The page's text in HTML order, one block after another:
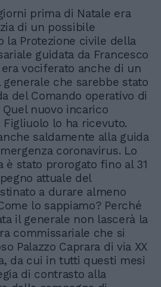
prima di Natale era
di un possibile
la Protezione civile della
guidata da Francesco
era vociferato anche di un
che sarebbe stato
del Comando operativo di
nuovo incarico
lo ha ricevuto.
saldamente alla guida
coronavirus. Lo
è stato prorogato fino al 31
attuale del
a durare almeno
lo sappiamo? Perché
il generale non lascerà la
commissariale che si
Palazzo Caprara di via XX
da cui in tutti questi mesi
di contrasto alla